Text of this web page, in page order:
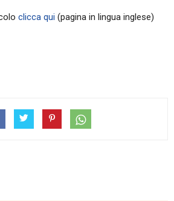
clicca qui (pagina in lingua inglese)